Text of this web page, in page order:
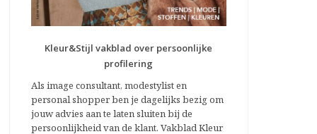
Kleur&Stijl vakblad over persoonlijke
profilering
Als image consultant, modestylist en
personal shopper ben je dagelijks bezig om
jouw advies aan te laten sluiten bij de
persoonlijkheid van de klant. Vakblad Kleur